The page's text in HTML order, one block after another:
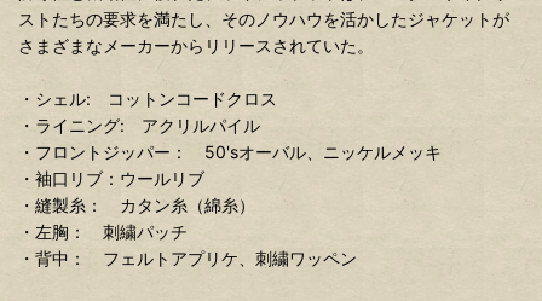
ストたちの要求を満たし、そのノウハウを活かしたジャケットが
さまざまなメーカーからリリースされていた。
・シェル: コットンコードクロス
・ライニング: アクリルパイル
・フロントジッパー： 50'sオーバル、ニッケルメッキ
・袖口リブ：ウールリブ
・縫製糸： カタン糸（綿糸）
・左胸： 刺繍パッチ
・背中： フェルトアプリケ、刺繍ワッペン